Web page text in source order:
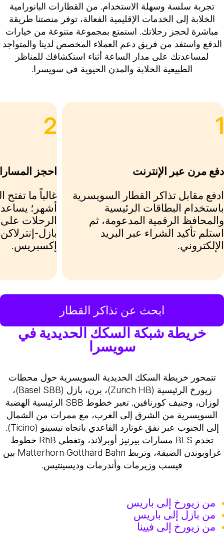
تجربة سلسة وسهلة الاستخدام. من القطارات البانورامية
الخلابة إلى الخدمات الإقليمية الفعالة، توفر منصتنا طريقة
مباشرة لحجز رحلاتك. استمتع بمجموعة متنوعة من خيارات
الدفع واستفد من فريق دعم العملاء المخصص لدينا والمتواجد
لمساعدتك على مدار الساعة أثناء استكشافك للمناظر
الطبيعية الخلابة والمدن الحيوية في سويسرا.
مرن عبر الإنترنت
مقابل تذاكر القطار السويسرية
البطاقات الرئيسية
الرقمية المدعومة، ثم
تأكيد الشراء عبر البريد
2
احجز
غالباً ما
أشهر؛
الرحلات
بازل-
إكسبريس.
ابحث عن تذاكر القطار
خريطة شبكة السكك الحديدية في
سويسرا
تتمحور خريطة السكك الحديدية السويسرية حول محطات
زيورخ الرئيسية (Zurich HB)، برن، بازل (Basel SBB)،
لوزان، وجنيف كورنافين. تعبر خطوط SBB الرئيسية الهضبة
السويسرية من الشرق إلى الغرب، مع ممرات من الشمال
إلى الجنوب عبر نفق غوتارد القاعدي باتجاه تيسينو (Ticino).
تخدم BLS مسارات بيرنيز أوبرلاند، وتغطي RhB خطوط
غراوبوندن الضيقة، وتربط Matterhorn Gotthard Bahn بين
فيسب وزيرمات وأندرمات وديسينتيس.
من زيورخ إلى باريس
من بازل إلى باريس
من زيورخ إلى فيينا